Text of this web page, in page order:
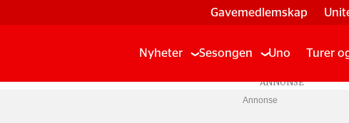
Gavemedlemskap
Nyheter Sesongen Uno Turer
Annonse